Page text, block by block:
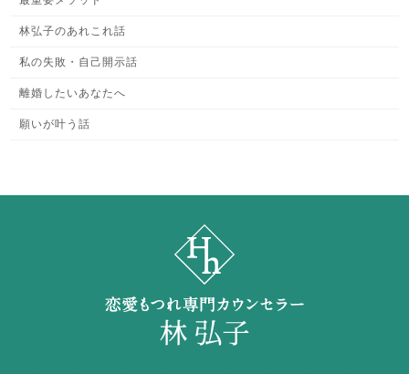
林弘子のあれこれ話
私の失敗・自己開示話
離婚したいあなたへ
願いが叶う話